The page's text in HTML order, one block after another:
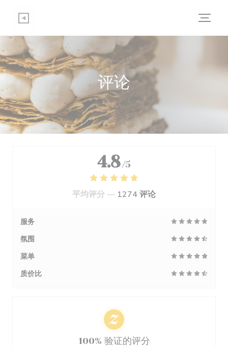
评论
4.8 /5
平均评分 — 1274 评论
服务
氛围
菜单
质价比
100% 验证的评分